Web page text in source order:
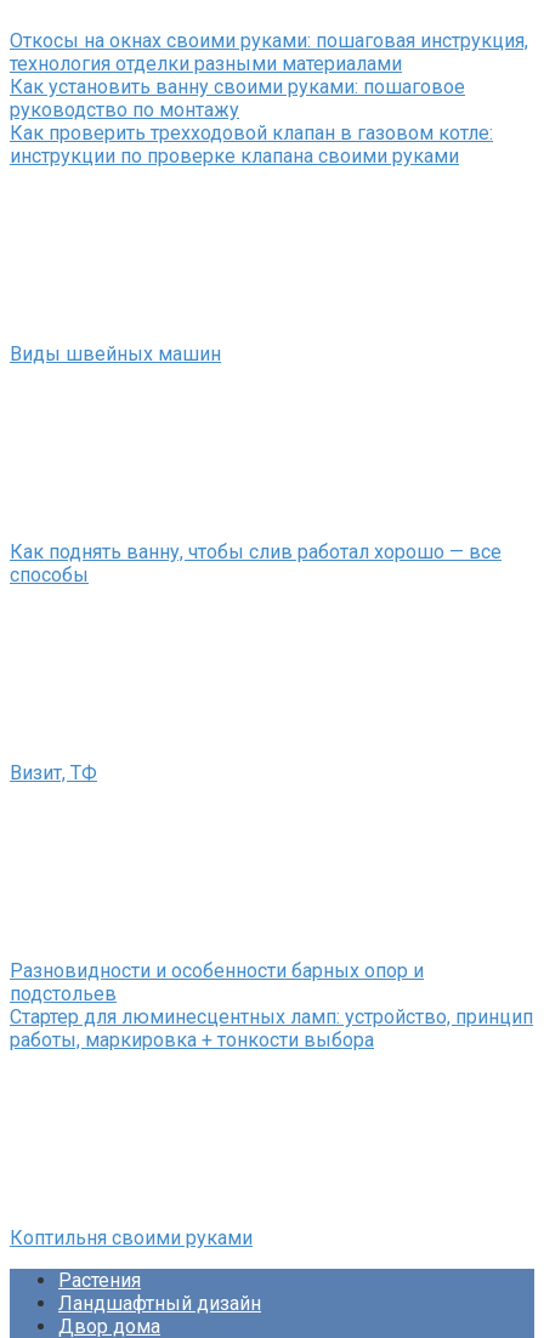
Откосы на окнах своими руками: пошаговая инструкция,
технология отделки разными материалами
Как установить ванну своими руками: пошаговое
руководство по монтажу
Как проверить трехходовой клапан в газовом котле:
инструкции по проверке клапана своими руками
Виды швейных машин
Как поднять ванну, чтобы слив работал хорошо — все
способы
Визит, ТФ
Разновидности и особенности барных опор и
подстольев
Стартер для люминесцентных ламп: устройство, принцип
работы, маркировка + тонкости выбора
Коптильня своими руками
Растения
Ландшафтный дизайн
Двор дома